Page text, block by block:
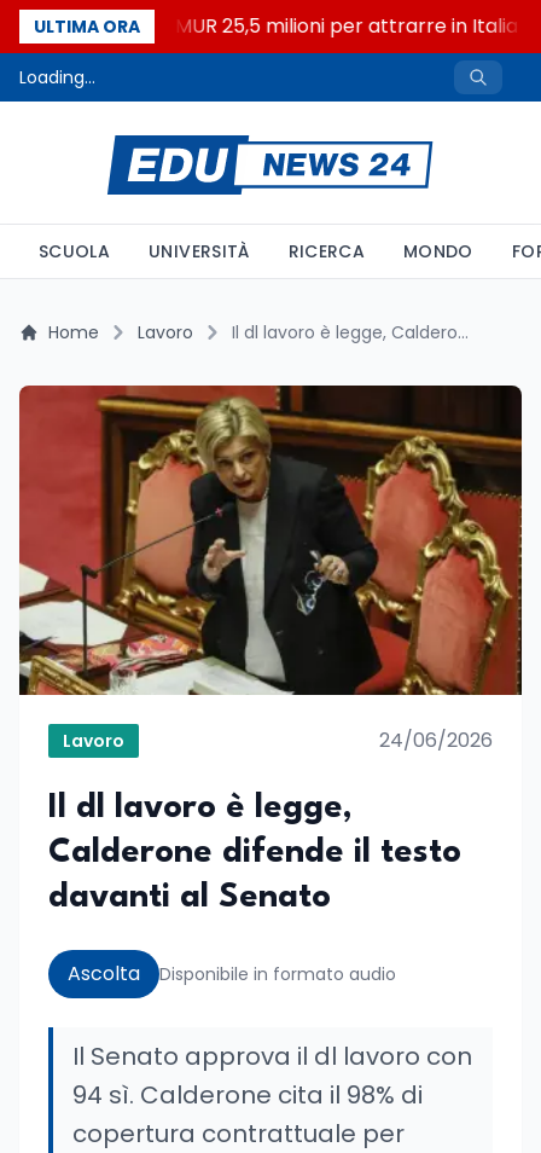
ULTIMA ORA
Università: dal MUR 25,5 milioni per attrarre in Italia i
Loading...
SCUOLA UNIVERSITÀ RICERCA MONDO
Home Lavoro Il dl lavoro è legge, Calderone difende il testo davanti al Senato
Lavoro 24/06/2026
Il dl lavoro è legge,
Calderone difende il testo
davanti al Senato
Ascolta Disponibile in formato audio
Il Senato approva il dl lavoro con
94 sì. Calderone cita il 98% di
copertura contrattuale per